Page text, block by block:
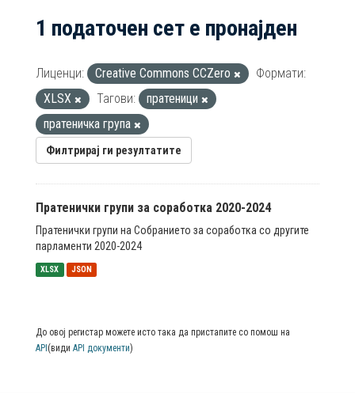
1 податочен сет е пронајден
Лиценци: Creative Commons CCZero
Формати:
XLSX
Тагови:
пратеници
пратеничка група
Филтрирај ги резултатите
Пратенички групи за соработка 2020-2024
Пратенички групи на Собранието за соработка со другите
парламенти 2020-2024
XLSX JSON
До овој регистар можете исто така да пристапите со помош на
API (види API документи)